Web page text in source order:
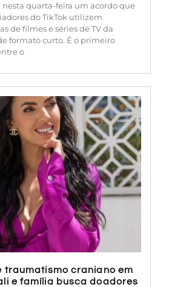
nesta quarta-feira um acordo que
do TikTok utilizem
de filmes e séries de TV da
formato curto. É o primeiro
o
traumatismo craniano em
e família busca doadores